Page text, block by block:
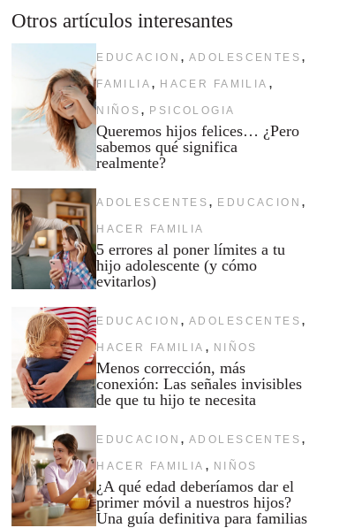
Otros artículos interesantes
EDUCACION , ADOLESCENTES ,
FAMILIA , HACER FAMILIA ,
NIÑOS , PSICOLOGIA
Queremos hijos felices… ¿Pero
sabemos qué significa
realmente?
ADOLESCENTES , EDUCACION ,
HACER FAMILIA
5 errores al poner límites a tu
hijo adolescente (y cómo
evitarlos)
EDUCACION , ADOLESCENTES ,
HACER FAMILIA , NIÑOS
Menos corrección, más
conexión: Las señales invisibles
de que tu hijo te necesita
EDUCACION , ADOLESCENTES ,
HACER FAMILIA , NIÑOS
¿A qué edad deberíamos dar el
primer móvil a nuestros hijos?
Una guía definitiva para familias